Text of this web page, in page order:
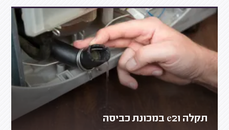
תקלה e21 במכונת כביסה